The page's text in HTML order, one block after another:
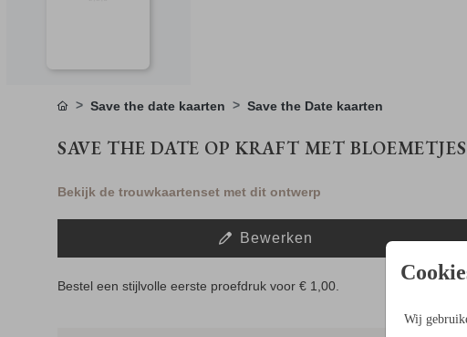
Wij
Save the date kaarten Save the Date kaarten
SAVE THE DATE OP KRAFT MET BLOEMETJES
Bekijk de trouwkaartenset met dit ontwerp
Bewerken
Bestel een stijlvolle eerste proefdruk voor € 1,00